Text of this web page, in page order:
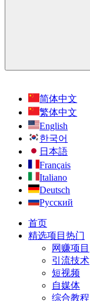
简体中文
繁体中文
English
한국어
日本語
Français
Italiano
Deutsch
Русский
首页
精选项目 热门
网赚项目
引流技术
短视频
自媒体
综合教程